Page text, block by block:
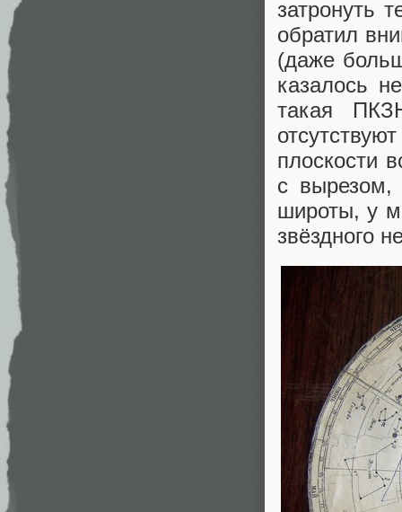
затронуть
обратил
(даже
казалось
такая
плоскости
с вырезом,
широты, у
звёздного